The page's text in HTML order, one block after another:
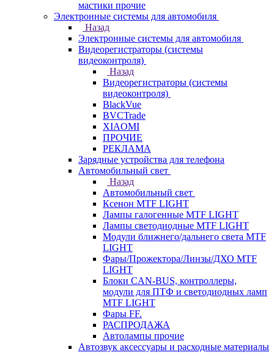
мастики прочие
Электронные системы для автомобиля
Назад
Электронные системы для автомобиля
Видеорегистраторы (системы
видеоконтроля)
Назад
Видеорегистраторы (системы
видеоконтроля)
BlackVue
BVCTrade
XIAOMI
ПРОЧИЕ
РЕКЛАМА
Зарядные устройства для телефона
Автомобильный свет
Назад
Автомобильный свет
Ксенон MTF LIGHT
Лампы галогенные MTF LIGHT
Лампы светодиодные MTF LIGHT
Модули ближнего/дальнего света MTF
LIGHT
Фары/Прожектора/Линзы/ДХО MTF
LIGHT
Блоки CAN-BUS, контроллеры,
модули для ПТФ и светодиодных ламп
MTF LIGHT
Фары FF.
РАСПРОДАЖА
Автолампы прочие
Автозвук аксессуары и расходные материалы